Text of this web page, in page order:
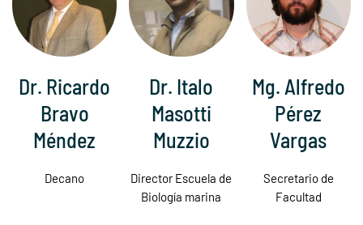
Dr. Ricardo
Bravo
Méndez
Decano
Dr. Italo
Masotti
Muzzio
Director Escuela de
Biología marina
Mg. Alfredo
Pérez
Vargas
Secretario de
Facultad